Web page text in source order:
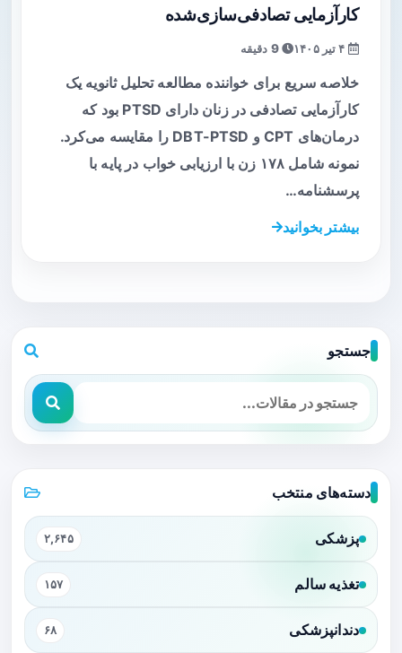
کارآزمایی تصادفی‌سازی‌شده
9 دقیقه
خلاصه سریع برای خواننده مطالعه تحلیل ثانویه یک
کارآزمایی تصادفی در زنان دارای PTSD بود که
درمان‌های CPT و DBT-PTSD را مقایسه می‌کرد.
نمونه شامل ۱۷۸ زن با ارزیابی خواب در پایه با
پرسشنامه…
بیشتر بخوانید
جستجو
دسته‌های منتخب
پزشکی ۲,۶۴۵
تغذیه سالم ۱۵۷
دندانپزشکی ۶۸